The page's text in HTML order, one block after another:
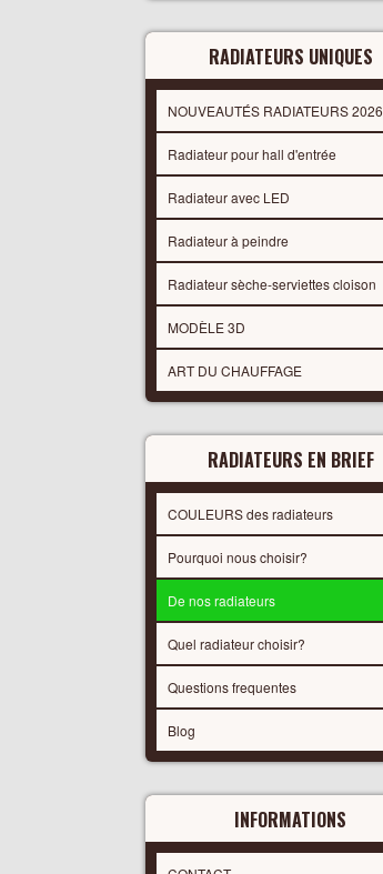
RADIATEURS UNIQUES
NOUVEAUTÉS RADIATEURS 2026
Radiateur pour hall d'entrée
Radiateur avec LED
Radiateur à peindre
Radiateur sèche-serviettes cloison
MODÈLE 3D
ART DU CHAUFFAGE
RADIATEURS EN BRIEF
COULEURS des radiateurs
Pourquoi nous choisir?
De nos radiateurs
Quel radiateur choisir?
Questions frequentes
Blog
INFORMATIONS